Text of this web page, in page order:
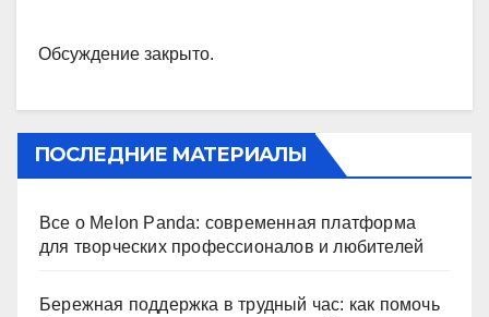
Обсуждение закрыто.
ПОСЛЕДНИЕ МАТЕРИАЛЫ
Все о Melon Panda: современная платформа
для творческих профессионалов и любителей
Бережная поддержка в трудный час: как помочь